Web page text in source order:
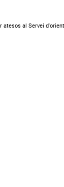
al Servei